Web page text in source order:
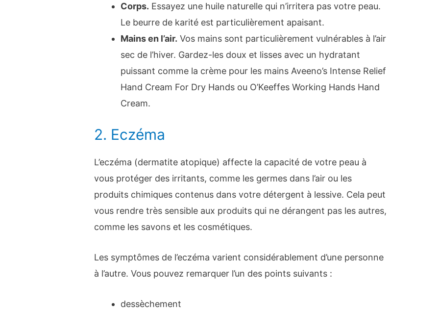
Corps. Essayez une huile naturelle qui n’irritera pas votre peau.
Le beurre de karité est particulièrement apaisant.
Mains en l’air. Vos mains sont particulièrement vulnérables à l’air
sec de l’hiver. Gardez-les doux et lisses avec un hydratant
puissant comme la crème pour les mains Aveeno’s Intense Relief
Hand Cream For Dry Hands ou O’Keeffes Working Hands Hand
Cream.
2. Eczéma
L’eczéma (dermatite atopique) affecte la capacité de votre peau à
vous protéger des irritants, comme les germes dans l’air ou les
produits chimiques contenus dans votre détergent à lessive. Cela peut
vous rendre très sensible aux produits qui ne dérangent pas les autres,
comme les savons et les cosmétiques.
Les symptômes de l’eczéma varient considérablement d’une personne
à l’autre. Vous pouvez remarquer l’un des points suivants :
dessèchement